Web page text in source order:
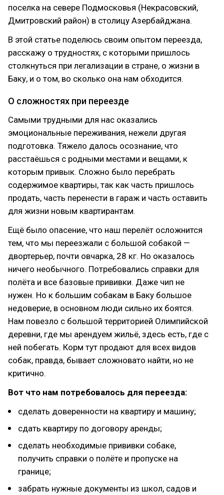
поселка на севере Подмосковья (Некрасовский,
Дмитровский район) в столицу Азербайджана.
В этой статье поделюсь своим опытом переезда,
расскажу о трудностях, с которыми пришлось
столкнуться при легализации в стране, о жизни в
Баку, и о том, во сколько она нам обходится.
О сложностях при переезде
Самыми трудными для нас оказались
эмоциональные переживания, нежели другая
подготовка. Тяжело далось осознание, что
расстаёшься с родными местами и вещами, к
которым привык. Сложно было перебрать
содержимое квартиры, так как часть пришлось
продать, часть перенести в гараж и часть оставить
для жизни новым квартирантам.
Ещё было опасение, что наш перелёт осложнится
тем, что мы переезжали с большой собакой —
двортерьер, почти овчарка, 28 кг. Но оказалось
ничего необычного. Потребовались справки для
полёта и все базовые прививки. Даже чип не
нужен. Но к большим собакам в Баку большое
недоверие, в основном люди сильно их боятся.
Нам повезло с большой территорией Олимпийской
деревни, где мы арендуем жильё, здесь есть, где с
ней побегать. Корм тут продают для всех видов
собак, правда, бывает сложновато найти, но не
критично.
Вот что нам потребовалось для переезда:
сделать доверенности на квартиру и машину;
сдать квартиру по договору аренды;
сделать необходимые прививки собаке,
получить справки о полёте и пропуске на
границе;
забрать нужные документы из школ, садов и